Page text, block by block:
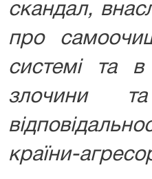
скандал,
про
системі та
злочини
країни-